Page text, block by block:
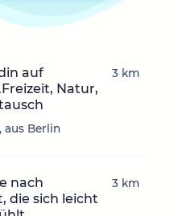
auf
Natur,
aus Berlin
3 km
nach
die sich leicht
3 km